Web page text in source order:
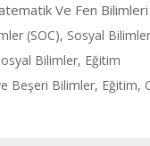
Ve Fen
(SOC), Sosyal
Bilimler, Eğitim
Beşeri Bilimler, Eğitim,